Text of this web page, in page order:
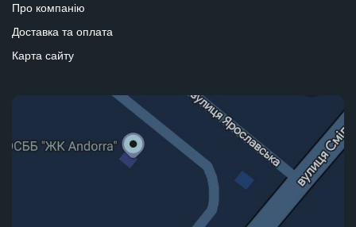
Про компанію
Доставка та оплата
Карта сайту